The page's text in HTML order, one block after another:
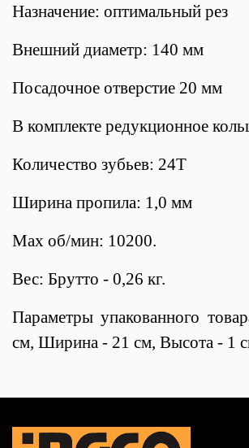
Назначение: оптимальный рез
Внешний диаметр: 140 мм
Посадочное отверстие 20 мм
В комплекте редукционное
Количество зубьев: 24Т
Ширина пропила: 1,0 мм
Max об/мин: 10200.
Вес: Брутто - 0,26 кг.
Параметры упакованного
см, Ширина - 21 см, Высота - 1